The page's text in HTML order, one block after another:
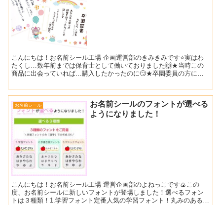
こんにちは！お名前シール工場 企画運営部のきみきみです⭐実はわ
たくし…数年前までは保育士として働いておりました🙌★当時この
商品に出会っていれば…購入したかったのに🙄★卒園委員の方にオ
お名前シール
お名前シールのフォントが選べる
ようになりました！
こんにちは！お名前シール工場 運営企画部のよねっこです🍙この
度、お名前シールに新しいフォントが登場しました！選べるフォン
トは３種類！1.学習フォント定番人気の学習フォント！丸みのあるエ